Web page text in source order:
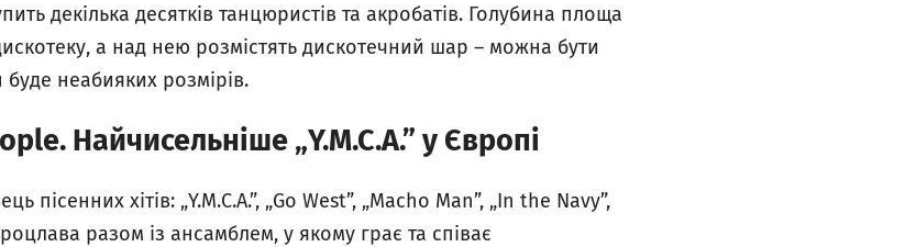
декілька десятків танцюристів та акробатів. Голубина площа
а над нею розмістять дискотечний шар – можна бути
неабияких розмірів.
Найчисельніше „Y.M.C.A.” у Європі
пісенних хітів: „Y.M.C.A.”, „Go West”, „Macho Man”, „In the Navy”,
разом із ансамблем, у якому грає та співає